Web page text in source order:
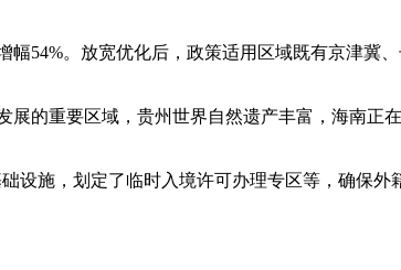
54%。放宽优化后，政策适用区域既有京津冀
的重要区域，贵州世界自然遗产丰富，海南正
设施，划定了临时入境许可办理专区等，确保外